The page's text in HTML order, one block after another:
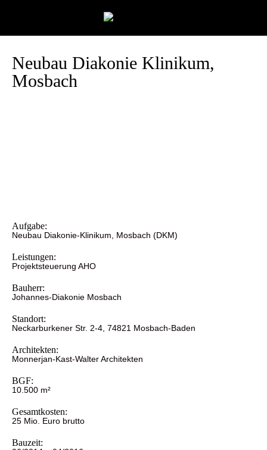
Neubau Diakonie Klinikum,
Mosbach
Aufgabe:
Neubau Diakonie-Klinikum, Mosbach (DKM)
Leistungen:
Projektsteuerung AHO
Bauherr:
Johannes-Diakonie Mosbach
Standort:
Neckarburkener Str. 2-4, 74821 Mosbach-Baden
Architekten:
Monnerjan-Kast-Walter Architekten
BGF:
10.500 m²
Gesamtkosten:
25 Mio. Euro brutto
Bauzeit: